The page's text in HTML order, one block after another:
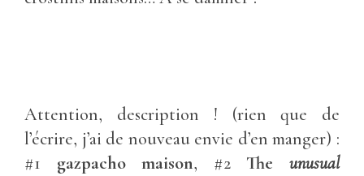
Attention, description ! (rien que de
l’écrire, j’ai de nouveau envie d’en manger) :
#1 gazpacho maison, #2 Theunusual